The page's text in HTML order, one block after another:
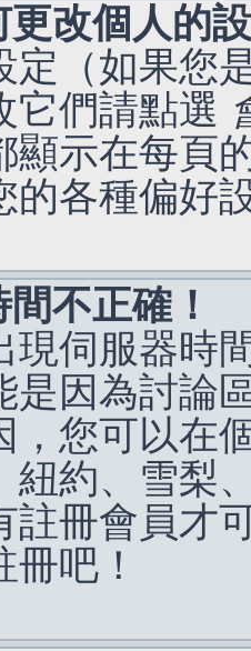
更改個人的
定（如果您
它們請點選
顯示在每頁
的各種偏好
不正確！
現伺服器時
是因為討論
，您可以在
紐約、雪梨
註冊會員才
吧！